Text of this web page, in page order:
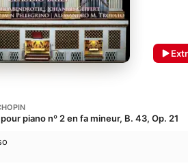
piano nº 2 en fa mineur, B. 43, Op. 21